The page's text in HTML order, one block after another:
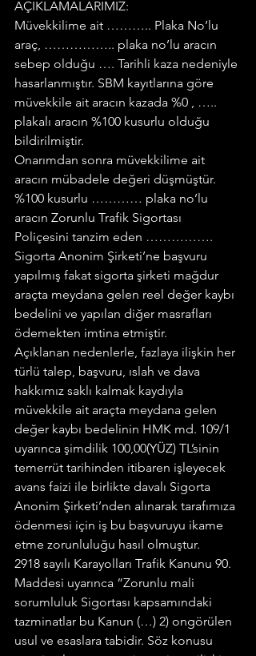
AÇIKLAMALARIMIZ:
Müvekkilime ait ……….. Plaka No’lu
araç, …………….. plaka no’lu aracın
sebep olduğu …. Tarihli kaza nedeniyle
hasarlanmıştır. SBM kayıtlarına göre
müvekkile ait aracın kazada %0 , …..
plakalı aracın %100 kusurlu olduğu
bildirilmiştir.
Onarımdan sonra müvekkilime ait
aracın mübadele değeri düşmüştür.
%100 kusurlu ………… plaka no’lu
aracın Zorunlu Trafik Sigortası
Poliçesini tanzim eden …………….
Sigorta Anonim Şirketi’ne başvuru
yapılmış fakat sigorta şirketi mağdur
araçta meydana gelen reel değer kaybı
bedelini ve yapılan diğer masrafları
ödemekten imtina etmiştir.
Açıklanan nedenlerle, fazlaya ilişkin her
türlü talep, başvuru, ıslah ve dava
hakkımız saklı kalmak kaydıyla
müvekkile ait araçta meydana gelen
değer kaybı bedelinin HMK md. 109/1
uyarınca şimdilik 100,00(YÜZ) TL’sinin
temerrüt tarihinden itibaren işleyecek
avans faizi ile birlikte davalı Sigorta
Anonim Şirketi’nden alınarak tarafımıza
ödenmesi için iş bu başvuruyu ikame
etme zorunluluğu hasıl olmuştur.
2918 sayılı Karayolları Trafik Kanunu 90.
Maddesi uyarınca “Zorunlu mali
sorumluluk Sigortası kapsamındaki
tazminatlar bu Kanun (…) 2) ongörülen
usul ve esaslara tabidir. Söz konusu